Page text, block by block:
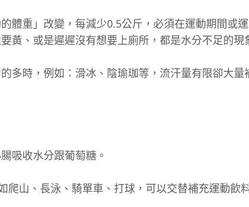
體重」改變，每減少0.5公斤，必須在運動期間或
黃、或是遲遲沒有想要上廁所，都是水分不足的
多時，例如：滑冰、陰瑜珈等，流汗量有限卻大
吸收水分跟葡萄糖。
爬山、長泳、騎單車、打球，可以交替補充運動飲